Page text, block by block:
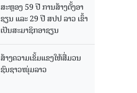
ສະຫຼອງ 59 ປີ ການສ້າງຕັ້ງອາ
ຊຽນ ແລະ 29 ປີ ສປປ ລາວ ເຂົ້າ
ເປັນສະມາຊິກອາຊຽນ
ສ້າງຄວາມເຂັ້ມແຂງໃຫ້ສື່ມວນ
ຊົນຊາວໜຸ່ມລາວ